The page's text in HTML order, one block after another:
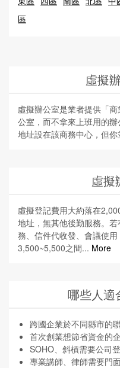
區
虛擬
虛擬辦公室是業者提供「
公室，而不拿來上班用的
地址設在該商務中心，但
虛擬
虛擬登記費用大約落在
地址，無其他後勤服務。
務、信件代收發、會議使
3,500~5,500之間... More
哪些人適
跨國企業於不同縣市的
首次創業想節省資金的
SOHO、斜槓需要公司
專業講師、律師需要門